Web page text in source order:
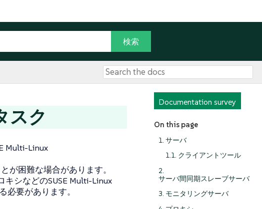
Documentation survey
On this page
1. サーバ
1.1. クライアントツール
2.
サーバ間同期スレーブサーバ
3. モニタリングサーバ
スク
Multi-Linux
が困難な場合があります。
キシなどのSUSE Multi-Linux
必要があります。